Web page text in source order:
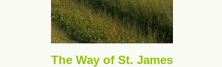
The Way of St. James